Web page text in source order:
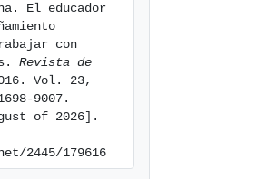
El educador
con
Revista de
Vol. 23,
9007.
of 2026].
2445/179616